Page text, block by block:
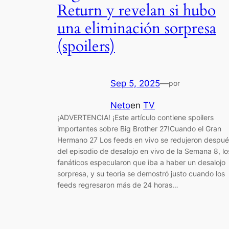
Return y revelan si hubo
una eliminación sorpresa
(spoilers)
Sep 5, 2025—por
Netoen TV
¡ADVERTENCIA! ¡Este artículo contiene spoilers
importantes sobre Big Brother 27!Cuando el Gran
Hermano 27 Los feeds en vivo se redujeron
del episodio de desalojo en vivo de la Semana 8,
fanáticos especularon que iba a haber un desalojo
sorpresa, y su teoría se demostró justo cuando los
feeds regresaron más de 24 horas…